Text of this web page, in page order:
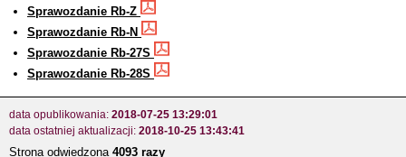
Sprawozdanie Rb-Z
Sprawozdanie Rb-N
Sprawozdanie Rb-27S
Sprawozdanie Rb-28S
data opublikowania: 2018-07-25 13:29:01
data ostatniej aktualizacji: 2018-10-25 13:43:41
Strona odwiedzona 4093 razy